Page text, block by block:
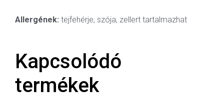
Allergének: tejfehérje, szója, zellert tartalmazhat
Kapcsolódó
termékek